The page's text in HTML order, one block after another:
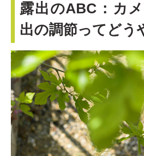
露出のABC：カ
出の調節ってどう